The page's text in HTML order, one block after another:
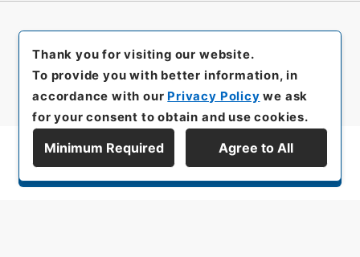
Display Series Hierarchy
Thank you for visiting our website.
To provide you with better information, in
accordance with our Privacy Policy we ask
for your consent to obtain and use cookies.
Minimum Required Agree to All